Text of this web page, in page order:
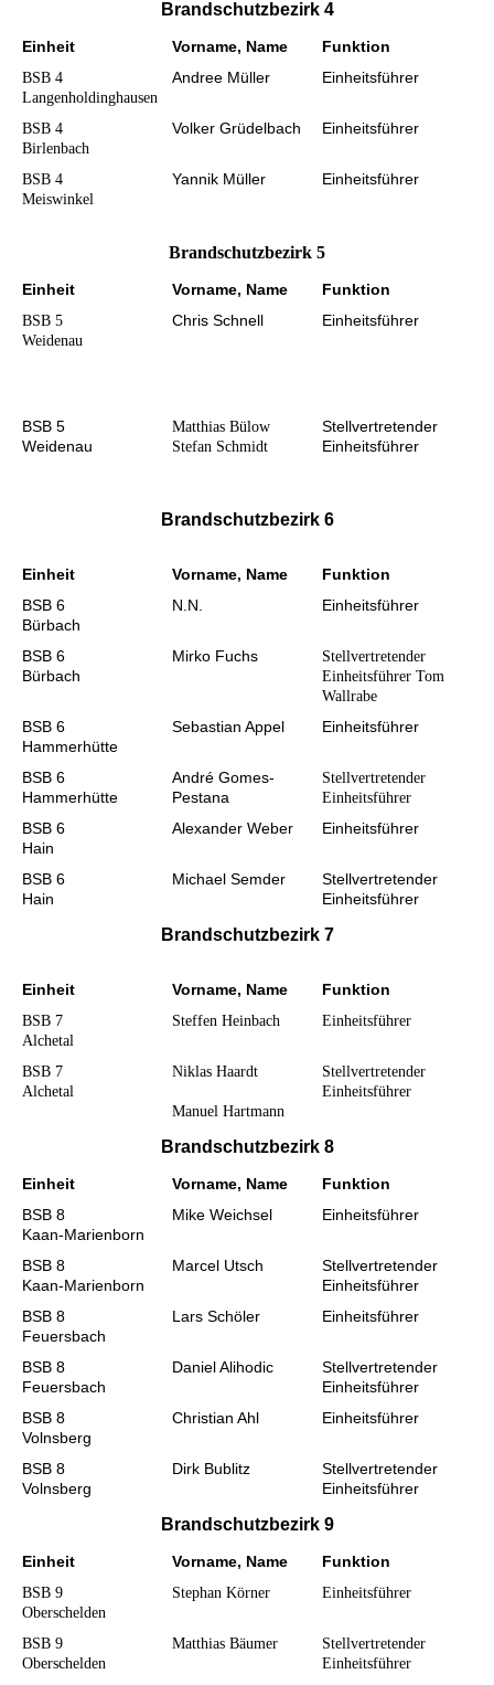
Brandschutzbezirk 4
Einheit Vorname, Name Funktion
BSB 4
Langenholdinghausen
Andree Müller Einheitsführer
BSB 4
Birlenbach
Volker Grüdelbach Einheitsführer
BSB 4
Meiswinkel
Yannik Müller Einheitsführer
Brandschutzbezirk 5
Einheit Vorname, Name Funktion
BSB 5
Weidenau
Chris Schnell Einheitsführer
BSB 5
Weidenau
Matthias Bülow
Stefan Schmidt
Stellvertretender
Einheitsführer
Brandschutzbezirk 6
Einheit Vorname, Name
Funktion
BSB 6
Bürbach
N.N. Einheitsführer
BSB 6
Bürbach
Mirko Fuchs
Stellvertretender
Einheitsführer Tom
Wallrabe
BSB 6
Hammerhütte
Sebastian Appel Einheitsführer
BSB 6
Hammerhütte
André Gomes-
Pestana
Stellvertretender
Einheitsführer
BSB 6
Hain
Alexander Weber Einheitsführer
BSB 6
Hain
Michael Semder
Stellvertretender
Einheitsführer
Brandschutzbezirk 7
Einheit Vorname, Name Funktion
BSB 7
Alchetal
Steffen Heinbach Einheitsführer
BSB 7
Alchetal
Niklas Haardt
Manuel Hartmann
Stellvertretender
Einheitsführer
Brandschutzbezirk 8
Einheit Vorname, Name
Funktion
BSB 8
Kaan-Marienborn
Mike Weichsel Einheitsführer
BSB 8
Kaan-Marienborn
Marcel Utsch
Stellvertretender
Einheitsführer
BSB 8
Feuersbach
Lars Schöler Einheitsführer
BSB 8
Feuersbach
Daniel Alihodic
Stellvertretender
Einheitsführer
BSB 8
Volnsberg
Christian Ahl Einheitsführer
BSB 8
Volnsberg
Dirk Bublitz
Stellvertretender
Einheitsführer
Brandschutzbezirk 9
Einheit Vorname, Name Funktion
BSB 9
Oberschelden
Stephan Körner Einheitsführer
BSB 9
Oberschelden
Matthias Bäumer
Stellvertretender
Einheitsführer